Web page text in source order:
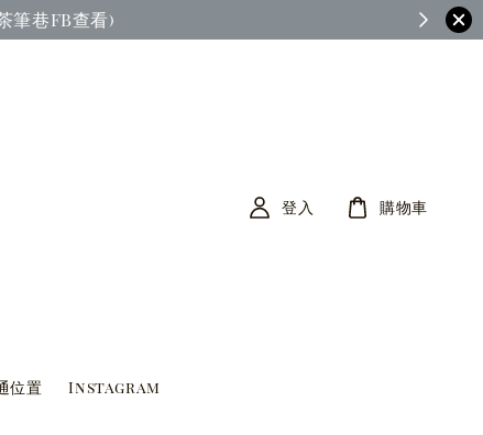
筆巷FB查看)
位置 Instagram
登入 購物車